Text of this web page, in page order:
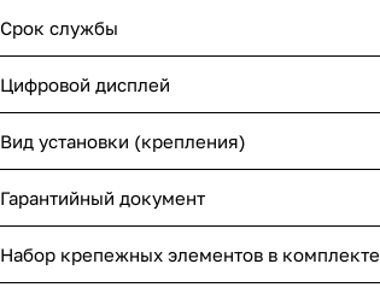
Срок службы
Цифровой дисплей
Вид установки (крепления)
Гарантийный документ
Набор крепежных элементов в комплекте